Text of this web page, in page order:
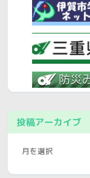
投稿アーカイブ
ア
カ